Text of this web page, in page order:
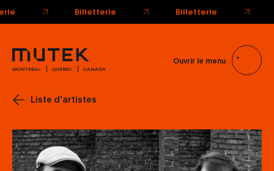
MONTRÉAL QUÉBEC CANADA
Ouvrir le menu
Liste d'artistes